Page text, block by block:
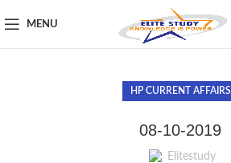
MENU
HP CURRENT AFFAIRS
08-10-2019
Elitestudy